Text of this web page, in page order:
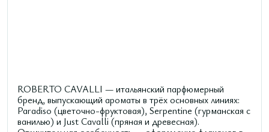
ROBERTO CAVALLI — итальянский парфюмерный
бренд, выпускающий ароматы в трёх основных линиях:
Paradiso (цветочно-фруктовая), Serpentine (гурманская с
ванилью) и Just Cavalli (пряная и древесная).